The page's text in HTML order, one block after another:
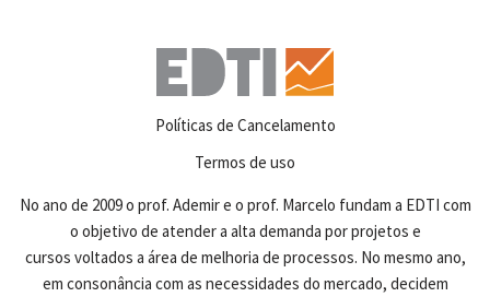
Políticas de Cancelamento
Termos de uso
No ano de 2009 o prof. Ademir e o prof. Marcelo fundam a EDTI com
o objetivo de atender a alta demanda por projetos e
cursos voltados a área de melhoria de processos. No mesmo ano,
em consonância com as necessidades do mercado, decidem